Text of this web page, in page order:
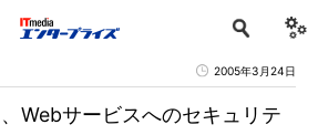
2005年3月24日
Webサービスへのセキュリテ